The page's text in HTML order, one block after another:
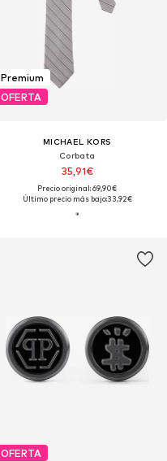
Premium
OFERTA
MICHAEL KORS
Corbata
35,91€
Precio original: 69,90€
Último precio más bajo:33,92€
OFERTA